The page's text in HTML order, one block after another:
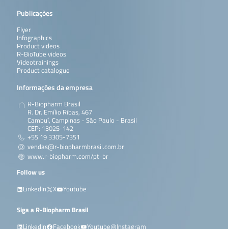
Publicações
Flyer
Infographics
Product videos
R-BioTube videos
Videotrainings
Product catalogue
Informações da empresa
R-Biopharm Brasil
R. Dr. Emílio Ribas, 467
Cambuí, Campinas - São Paulo - Brasil
CEP: 13025-142
+55 19 3305-7351
vendas@r-biopharmbrasil.com.br
www.r-biopharm.com/pt-br
Follow us
LinkedIn
X Youtube
Siga a R-Biopharm Brasil
LinkedIn
Facebook Youtube Instagram